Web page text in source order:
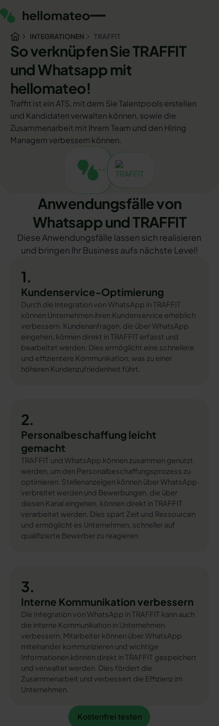
INTEGRATIONEN TRAFFIT
So verknüpfen Sie TRAFFIT
und Whatsapp mit
hellomateo!
Traffit ist ein ATS, mit dem Sie Talentpools erstellen
und Kandidaten verwalten können, sowie die
Zusammenarbeit mit Ihrem Team und den Hiring
Managern verbessern können.
Anwendungsfälle von
Whatsapp und TRAFFIT
Diese Anwendungsfälle lassen sich realisieren
und bringen Ihr Business aufs nächste Level!
1.
Kundenservice-Optimierung
Durch die Integration von WhatsApp in TRAFFIT
können Unternehmen ihren Kundenservice erheblich
verbessern. Kundenanfragen, die über WhatsApp
eingehen, können direkt in TRAFFIT erfasst und
bearbeitet werden. Dies ermöglicht eine schnellere
und effizientere Kommunikation, was zu einer
höheren Kundenzufriedenheit führt.
2.
Personalbeschaffung leicht
gemacht
TRAFFIT und WhatsApp können zusammen genutzt
werden, um den Personalbeschaffungsprozess zu
optimieren. Stellenanzeigen können über WhatsApp
verbreitet werden und Bewerbungen, die über
diesen Kanal eingehen, können direkt in TRAFFIT
verarbeitet werden. Dies spart Zeit und Ressourcen
und ermöglicht es Unternehmen, schneller auf
qualifizierte Bewerber zu reagieren.
3.
Interne Kommunikation verbessern
Die Integration von WhatsApp in TRAFFIT kann auch
die interne Kommunikation in Unternehmen
verbessern. Mitarbeiter können über WhatsApp
miteinander kommunizieren und wichtige
Informationen können direkt in TRAFFIT gespeichert
und verwaltet werden. Dies fördert die
Zusammenarbeit und verbessert die Effizienz im
Unternehmen.
Kostenfrei testen
Kostenfrei testen